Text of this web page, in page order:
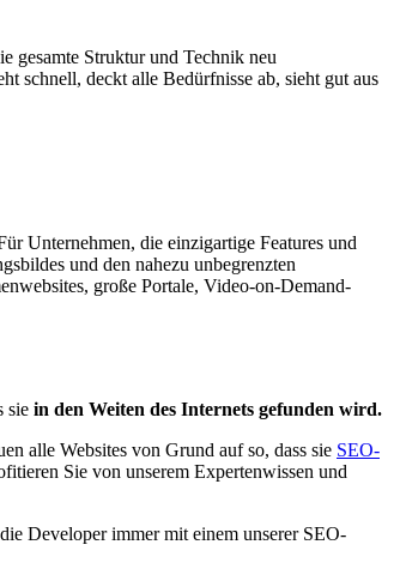
gesamte Struktur und Technik neu
schnell, deckt alle Bedürfnisse ab, sieht gut aus
Unternehmen, die einzigartige Features und
und den nahezu unbegrenzten
große Portale, Video-on-Demand-
sie in den Weiten des Internets gefunden wird.
alle Websites von Grund auf so, dass sie SEO-
Sie von unserem Expertenwissen und
Developer immer mit einem unserer SEO-